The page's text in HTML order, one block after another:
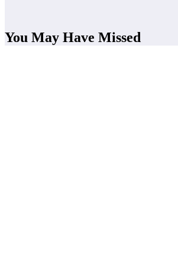
You May Have Missed